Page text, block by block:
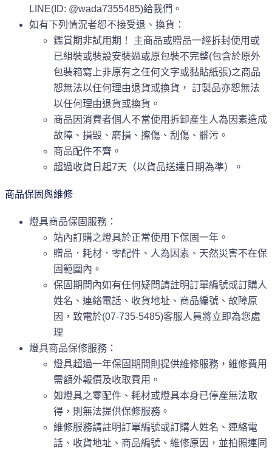
LINE(ID: @wada7355485)給我們。
如有下列情況者恕不接受退、換貨：
鑑賞期非試用期！ 主商品或贈品一經拆封使用或
已組裝或裝設安裝過或原包裝不完整(包含於原外
包裝箱寫上非原有之任何文字或黏貼紙張)之商品
恕無法以任何理由退貨或換貨， 訂製品亦恕無法
以任何理由退貨或換貨。
商品因消費者個人不當使用拆卸產生人為因素造成
故障、損毀、磨損、擦傷、刮傷、髒污。
商品配件不齊。
超過收貨日起7天（以貨品送達日期為準）。
商品保固與維修
燈具商品保固服務：
站內訂購之燈具於正常使用下保固一年。
贈品．耗材．零配件、人為因素、天然災害不在保
固範圍內。
保固期間內如有任何疑問請註明訂單編號或訂購人
姓名、連絡電話、收貨地址、商品編號、故障原
因，致電於(07-735-5485)客服人員將立即為您處
理
燈具商品保修服務：
燈具超過一年保固期間則提供維修服務，維修費用
需額外報價及收取費用。
如燈具之零配件、耗材或燈具本身已停產無法取
得，則無法提供保修服務。
維修服務請註明訂單編號或訂購人姓名、連絡電
話、收貨地址、商品編號、維修原因，並拍照連同